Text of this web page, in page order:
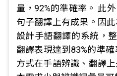
量，92%的準確率。 此
句子翻譯上有成果。因
設計手語翻譯的系統，
翻譯表現達到83%的準
方式在手語辨識、翻譯